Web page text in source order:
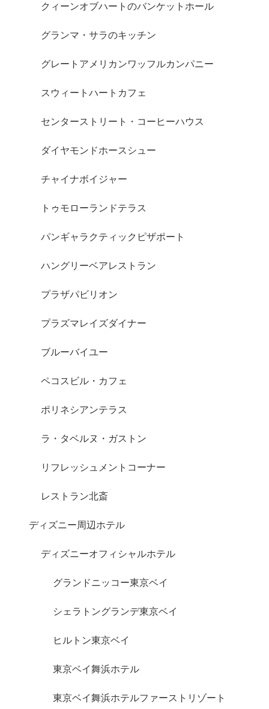
クィーンオブハートのバンケットホール
グランマ・サラのキッチン
グレートアメリカンワッフルカンパニー
スウィートハートカフェ
センターストリート・コーヒーハウス
ダイヤモンドホースシュー
チャイナボイジャー
トゥモローランドテラス
パンギャラクティックピザポート
ハングリーベアレストラン
プラザパビリオン
プラズマレイズダイナー
ブルーバイユー
ペコスビル・カフェ
ポリネシアンテラス
ラ・タベルヌ・ガストン
リフレッシュメントコーナー
レストラン北斎
ディズニー周辺ホテル
ディズニーオフィシャルホテル
グランドニッコー東京ベイ
シェラトングランデ東京ベイ
ヒルトン東京ベイ
東京ベイ舞浜ホテル
東京ベイ舞浜ホテルファーストリゾート